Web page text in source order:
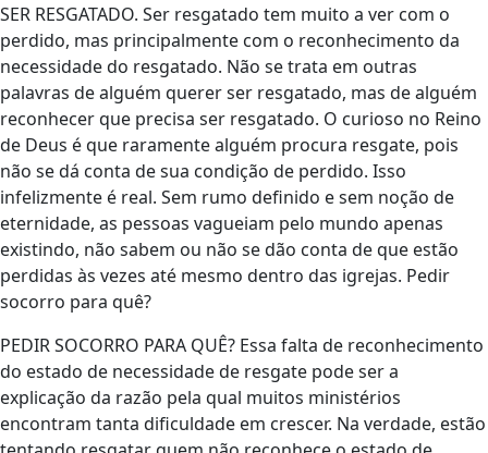
SER RESGATADO. Ser resgatado tem muito a ver com o
perdido, mas principalmente com o reconhecimento da
necessidade do resgatado. Não se trata em outras
palavras de alguém querer ser resgatado, mas de alguém
reconhecer que precisa ser resgatado. O curioso no Reino
de Deus é que raramente alguém procura resgate, pois
não se dá conta de sua condição de perdido. Isso
infelizmente é real. Sem rumo definido e sem noção de
eternidade, as pessoas vagueiam pelo mundo apenas
existindo, não sabem ou não se dão conta de que estão
perdidas às vezes até mesmo dentro das igrejas. Pedir
socorro para quê?
PEDIR SOCORRO PARA QUÊ? Essa falta de reconhecimento
do estado de necessidade de resgate pode ser a
explicação da razão pela qual muitos ministérios
encontram tanta dificuldade em crescer. Na verdade, estão